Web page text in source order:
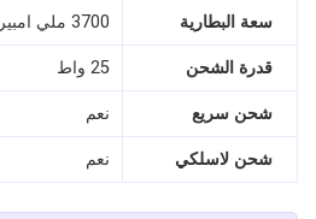
سعة البطارية 3700 ملي امبير
قدرة الشحن 25 واط
شحن سريع نعم
شحن لاسلكي نعم